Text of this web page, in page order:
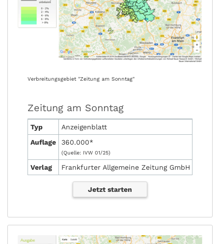
Verbreitungsgebiet "Zeitung am Sonntag"
Zeitung am Sonntag
Typ
Anzeigen­blatt
Auflage
360.000*
(Quelle: IVW 01/25)
Verlag Frankfurter Allgemeine Zeitung GmbH
Jetzt starten